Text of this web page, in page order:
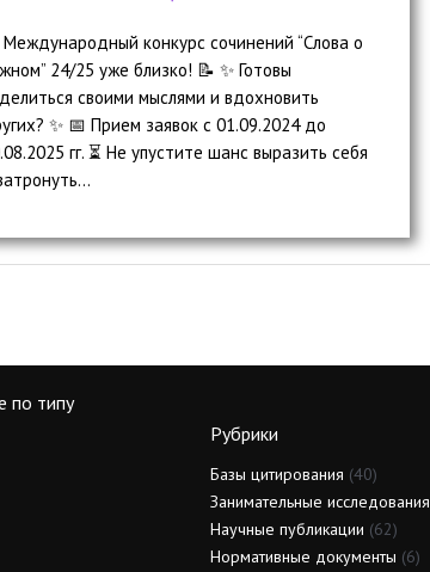
конкурс сочинений “Слова о
24/25 уже близко! 📝 ✨ Готовы
своими мыслями и вдохновить
✨ 📅 Прием заявок с 01.09.2024 до
гг. ⏳ Не упустите шанс выразить себя
по типу
Рубрики
Базы цитирования (40)
Занимательные исследования
Научные публикации (62)
Нормативные документы (6)